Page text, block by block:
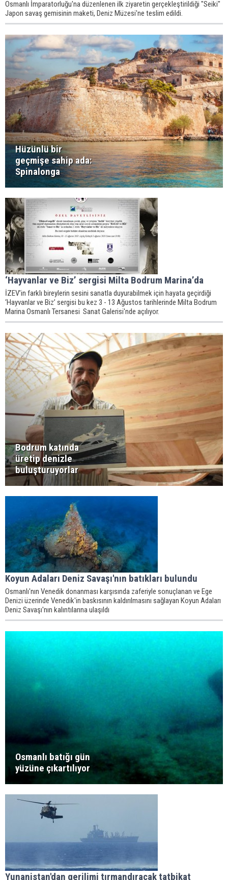
Osmanlı İmparatorluğu'na düzenlenen ilk ziyaretin gerçekleştirildiği "Seiki"
Japon savaş gemisinin maketi, Deniz Müzesi'ne teslim edildi.
Hüzünlü bir
geçmişe sahip ada:
Spinalonga
‘Hayvanlar ve Biz’ sergisi Milta Bodrum Marina’da
İZEV’in farklı bireylerin sesini sanatla duyurabilmek için hayata geçirdiği
‘Hayvanlar ve Biz’ sergisi bu kez 3 - 13 Ağustos tarihlerinde Milta Bodrum
Marina Osmanlı Tersanesi Sanat Galerisi'nde açılıyor.
Bodrum katında
üretip denizle
buluşturuyorlar
Koyun Adaları Deniz Savaşı'nın batıkları bulundu
Osmanlı'nın Venedik donanması karşısında zaferiyle sonuçlanan ve Ege
Denizi üzerinde Venedik'in baskısının kaldırılmasını sağlayan Koyun Adaları
Deniz Savaşı'nın kalıntılarına ulaşıldı
Osmanlı batığı gün
yüzüne çıkartılıyor
Yunanistan'dan gerilimi tırmandıracak tatbikat